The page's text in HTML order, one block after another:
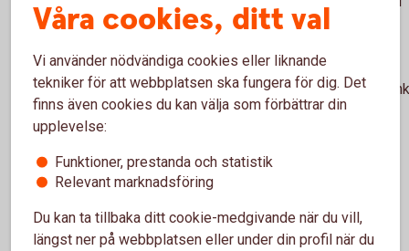
listan och klicka på engångsöverföring.
inbetalningen vilket försäkringsnummer pengarna ska
bokföras på. Vill du ha en extra faktura? Kontakta Swedbank
Försäkring på telefon 08-58 59 05 56.
dina uppgifter här så kontaktar vi dig.
Extrainsättning pension -kontaktformulär
Våra cookies, ditt val
Vi använder nödvändiga cookies eller liknande
tekniker för att webbplatsen ska fungera för dig. Det
finns även cookies du kan välja som förbättrar din
upplevelse:
Funktioner, prestanda och statistik
Relevant marknadsföring
Du kan ta tillbaka ditt cookie-medgivande när du vill,
längst ner på webbplatsen eller under din profil när du